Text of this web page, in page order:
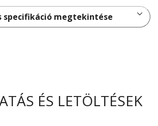
specifikáció megtekintése
ÉS LETÖLTÉSEK